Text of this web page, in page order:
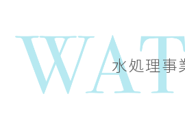
水処理事